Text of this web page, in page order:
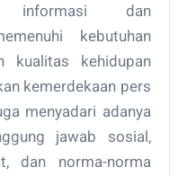
informasi dan
kebutuhan
kualitas kehidupan
kemerdekaan pers
menyadari adanya
jawab sosial,
dan norma-norma